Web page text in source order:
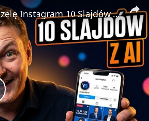
🖼️ Stworzyłem Profesjonalną Karuzelę Instagram 10 Slajdów z AI — Pełny Workflow z Claude & FlexClip